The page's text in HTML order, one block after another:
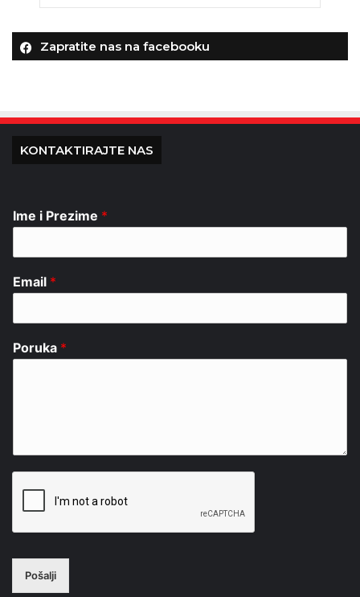
Zapratite nas na facebooku
KONTAKTIRAJTE NAS
Ime i Prezime *
Email *
Poruka *
Pošalji